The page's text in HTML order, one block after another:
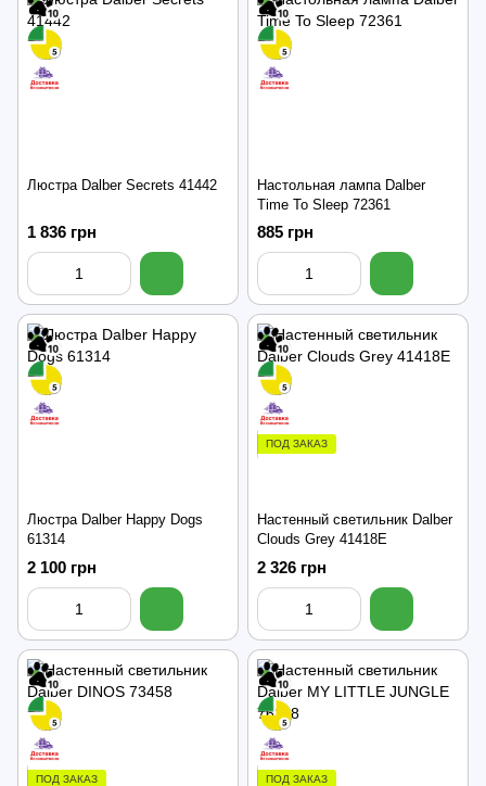
Люстра Dalber Secrets 41442
1 836 грн
Настольная лампа Dalber
Time To Sleep 72361
885 грн
Люстра Dalber Happy Dogs
61314
2 100 грн
ПОД ЗАКАЗ
Настенный светильник Dalber
Clouds Grey 41418E
2 326 грн
ПОД ЗАКАЗ ПОД ЗАКАЗ